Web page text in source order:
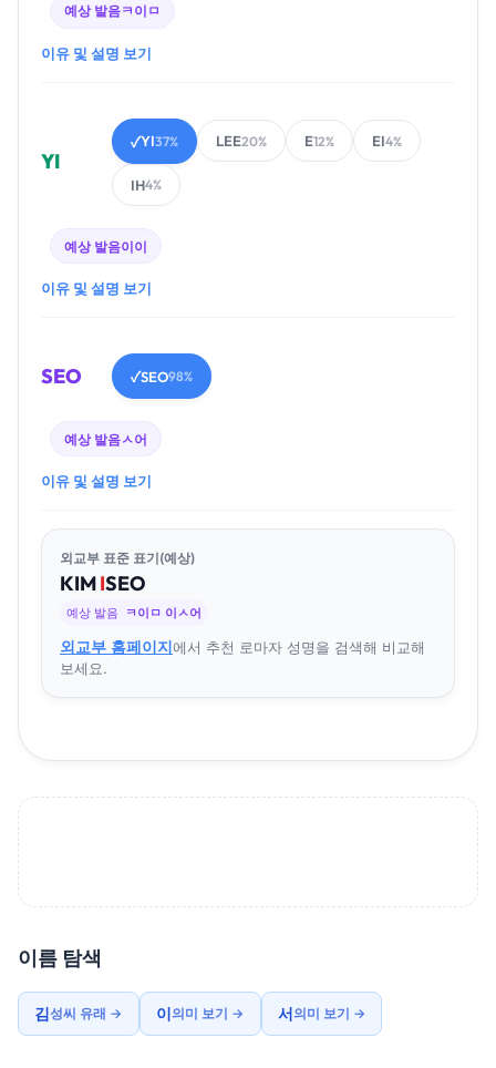
예상 발음ㅋ이ㅁ
이유 및 설명 보기
YI
✓YI37% LEE20% E12% EI4%
IH4%
예상 발음이이
이유 및 설명 보기
SEO ✓SEO98%
예상 발음ㅅ어
이유 및 설명 보기
외교부 표준 표기(예상)
KIMISEO
예상 발음 ㅋ이ㅁ 이ㅅ어
외교부 홈페이지에서 추천 로마자 성명을 검색해 비교해
보세요.
이름 탐색
김성씨 유래 → 이의미 보기 → 서의미 보기 →